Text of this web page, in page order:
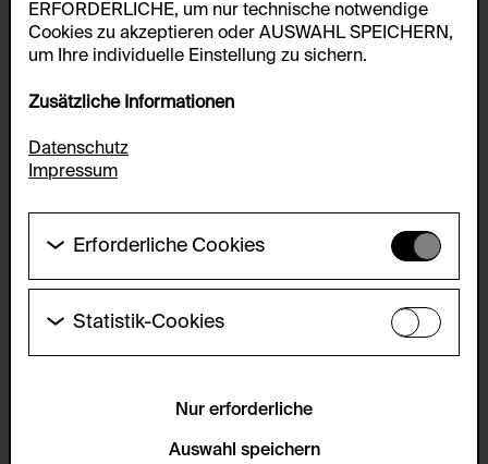
ERFORDERLICHE, um nur technische notwendige
Cookies zu akzeptieren oder AUSWAHL SPEICHERN,
um Ihre individuelle Einstellung zu sichern.
Zusätzliche Informationen
Datenschutz
Impressum
Erforderliche Cookies
Grundfunktionalität dieser Website zu ermöglichen.
Diese Cookies können daher nicht deaktiviert
werden.
accepted_optional_cookies_24723
Dieses Cookie speichert Informationen, welche
Statistik-Cookies
Website laufend verbessert werden kann. Die Daten
Nur erforderliche
Auswahl speichern